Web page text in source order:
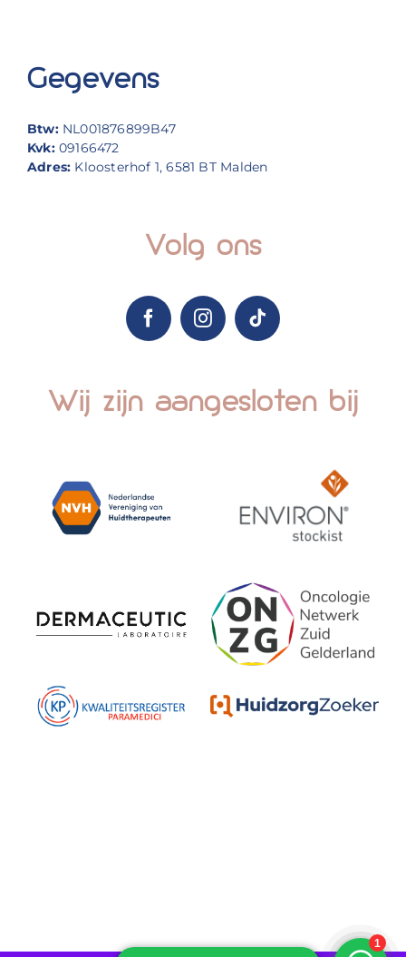
Gegevens
Btw: NL001876899B47
Kvk:09166472
Adres: Kloosterhof 1, 6581 BT Malden
Volg ons
Wij zijn aangesloten bij